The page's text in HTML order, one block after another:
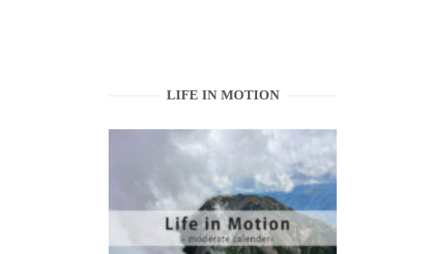
LIFE IN MOTION